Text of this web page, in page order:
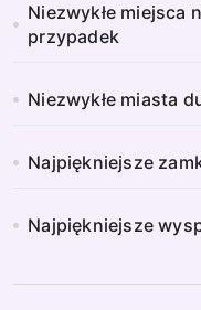
Niezwykłe miejsca
przypadek
Niezwykłe miasta
Najpiękniejsze
Najpiękniejsze